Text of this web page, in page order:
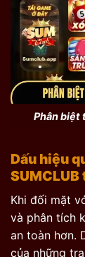
Phân biệt
Dấu hiệu
Khi đối mặt
và phân tích
an toàn hơn.
của những